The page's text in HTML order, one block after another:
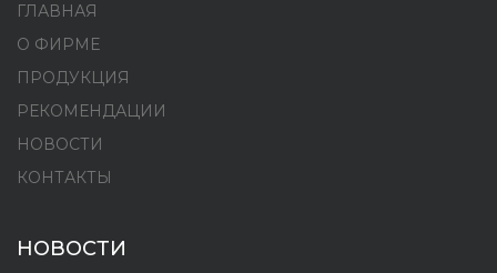
ГЛАВНАЯ
О ФИРМЕ
ПРОДУКЦИЯ
РЕКОМЕНДАЦИИ
НОВОСТИ
КОНТАКТЫ
НОВОСТИ